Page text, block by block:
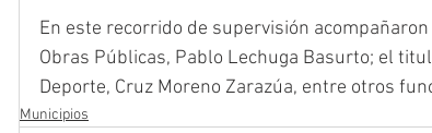
En este recorrido de supervisión
Obras Públicas, Pablo Lechuga Basurto; el
Deporte, Cruz Moreno Zarazúa, entre otros
Municipios